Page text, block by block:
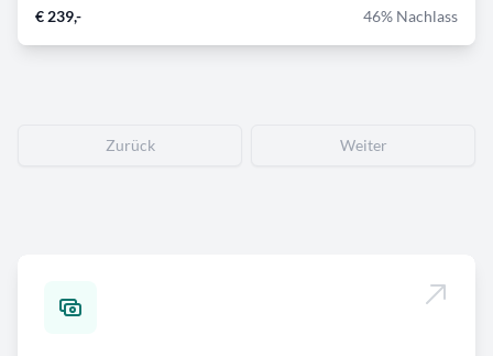
€ 239,- 46% Nachlass
Zurück Weiter